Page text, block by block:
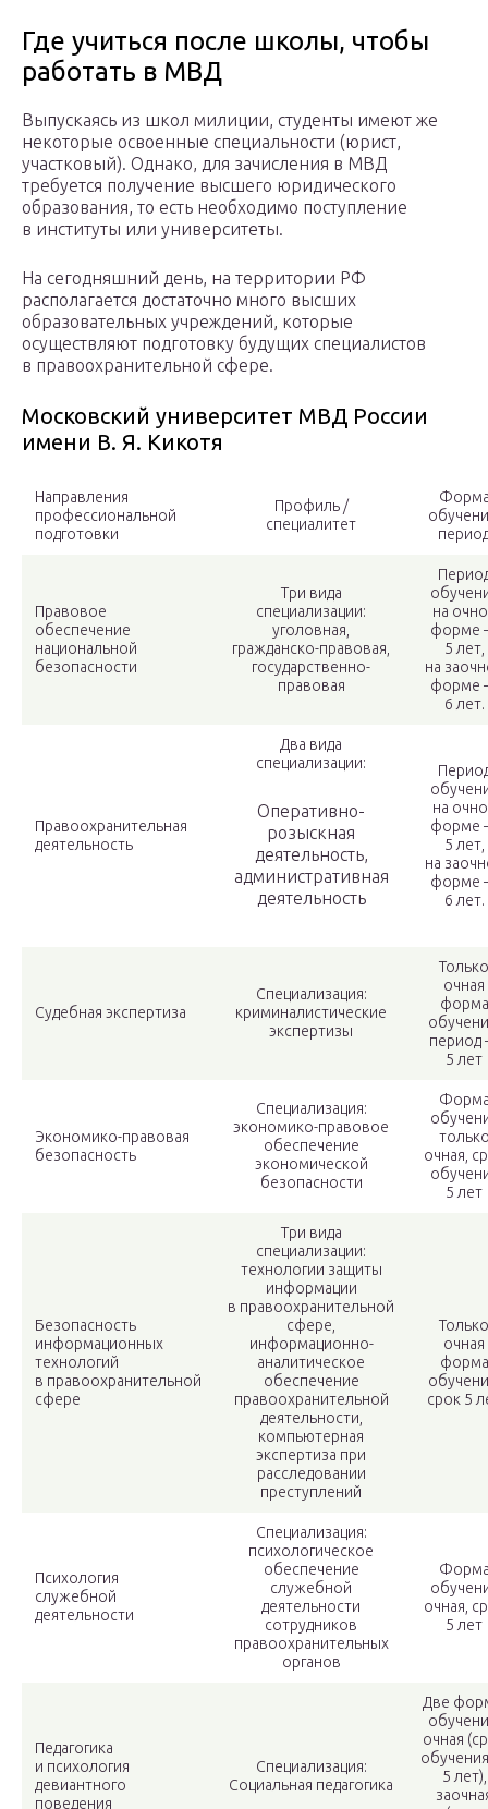
Где учиться после школы, чтобы
работать в МВД
Выпускаясь из школ милиции, студенты имеют же
некоторые освоенные специальности (юрист,
участковый). Однако, для зачисления в МВД
требуется получение высшего юридического
образования, то есть необходимо поступление
в институты или университеты.
На сегодняшний день, на территории РФ
располагается достаточно много высших
образовательных учреждений, которые
осуществляют подготовку будущих специалистов
в правоохранительной сфере.
Московский университет МВД России
имени В. Я. Кикотя
Направления
профессиональной
подготовки
Профиль /
специалитет
Правовое
обеспечение
национальной
безопасности
Три вида
специализации:
уголовная,
гражданско-правовая,
государственно-
правовая
на
форме
5 лет,
на
форме
6 лет.
Правоохранительная
деятельность
Два вида
специализации:
Оперативно-
розыскная
деятельность,
административная
деятельность
на
форме
5 лет,
на
форме
6 лет.
Судебная экспертиза
Специализация:
криминалистические
экспертизы
Только
очная
форма
5 лет
Экономико-правовая
безопасность
Специализация:
экономико-правовое
обеспечение
экономической
безопасности
очная,
5 лет
Безопасность
информационных
технологий
в правоохранительной
сфере
Три вида
специализации:
технологии защиты
информации
в правоохранительной
сфере,
информационно-
аналитическое
обеспечение
правоохранительной
деятельности,
компьютерная
экспертиза при
расследовании
преступлений
Только
очная
форма
срок 5
Психология
служебной
деятельности
Специализация:
психологическое
обеспечение
служебной
деятельности
сотрудников
правоохранительных
органов
очная,
5 лет
Педагогика
и психология
девиантного
поведения
Специализация:
Социальная педагогика
Две
очная
5 лет),